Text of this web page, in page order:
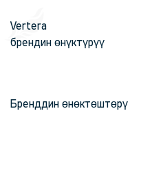
Vertera
брендин өнүктүрүү
Бренддин өнөктөштөрү